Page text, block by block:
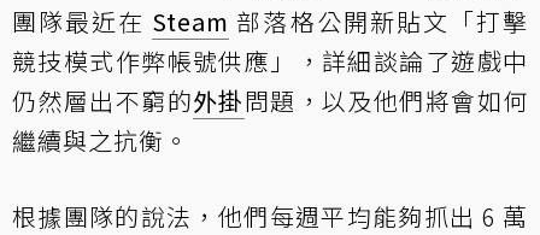
團隊最近在 Steam 部落格公開新貼文「打擊
競技模式作弊帳號供應」，詳細談論了遊戲中
仍然層出不窮的外掛問題，以及他們將會如何
繼續與之抗衡。
根據團隊的說法，他們每週平均能夠抓出 6 萬